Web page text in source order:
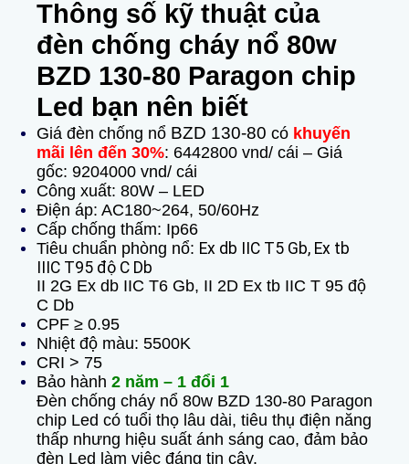
Thông số kỹ thuật của
đèn chống cháy nổ 80w
BZD 130-80 Paragon chip
Led bạn nên biết
Giá đèn chống nổ BZD 130-80 có khuyến
mãi lên đến 30%: 6442800 vnd/ cái – Giá
gốc: 9204000 vnd/ cái
Công xuất: 80W – LED
Điện áp: AC180~264, 50/60Hz
Cấp chống thấm: Ip66
Tiêu chuẩn phòng nổ: Ex db IIC T5 Gb, Ex tb
IIIC T95 độ C Db
II 2G Ex db IIC T6 Gb, II 2D Ex tb IIC T 95 độ
C Db
CPF ≥ 0.95
Nhiệt độ màu: 5500K
CRI > 75
Bảo hành 2 năm – 1 đổi 1
Đèn chống cháy nổ 80w BZD 130-80 Paragon
chip Led có tuổi thọ lâu dài, tiêu thụ điện năng
thấp nhưng hiệu suất ánh sáng cao, đảm bảo
đèn Led làm việc đáng tin cậy.